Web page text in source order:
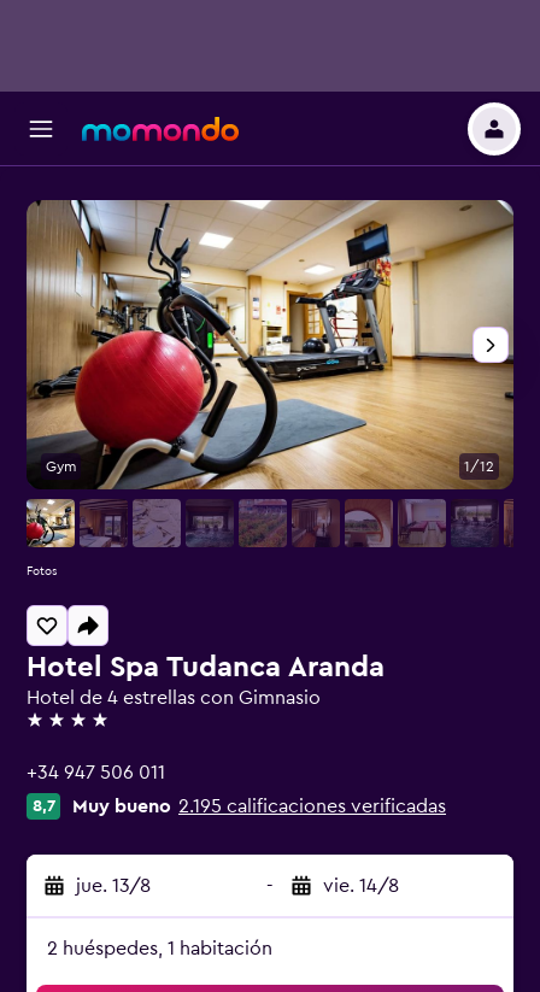
Hotel Spa Tudanca Aranda
Hotel de 4 estrellas con Gimnasio
4 estrellas
+34 947 506 011
8,7 Muy bueno 2.195 calificaciones verificadas
jue. 13/8 - vie. 14/8
2 huéspedes, 1 habitación
Gym 1/12
Fotos